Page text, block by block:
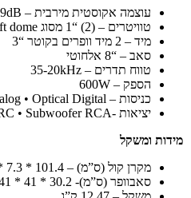
עוצמה אקוסטית מירבית – 99dB
טוויטרים – (2) “1 מסוג soft dome בטכנולוגיית שופר Tractrix®
מיד – 2 מיד וופרים בקוטר “3
סאב – “8 אלחוטי
טווח תדרים – 35-20kHz
הספק – 600W
כניסות – HDMI-ARC • Bluetooth® • 3.5mm Analog • Optical Digital
יציאות -HDMI-ARC • Subwoofer RCA
מידות ומשקל
מקרן קול (ס”מ) – 101.4 * 7.3 * 8.6
סאבוופר (ס”מ)- 30.2 * 41 * 41